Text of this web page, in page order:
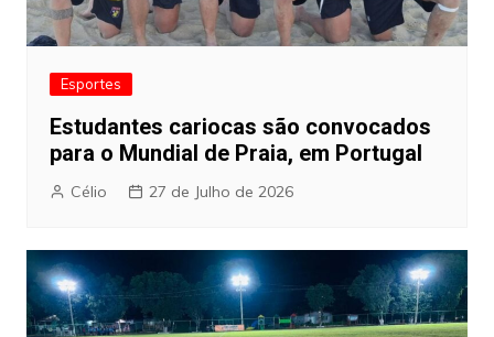
Esportes
Estudantes cariocas são convocados
para o Mundial de Praia, em Portugal
Célio 27 de Julho de 2026